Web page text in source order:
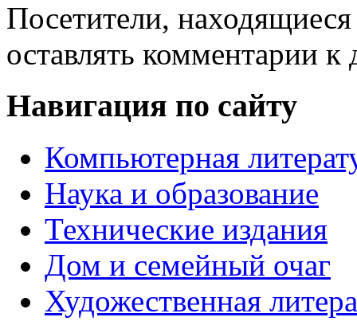
Посетители,
оставлять комментарии к
Навигация по сайту
Компьютерная
Наука и образование
Технические издания
Дом и семейный очаг
Художественная